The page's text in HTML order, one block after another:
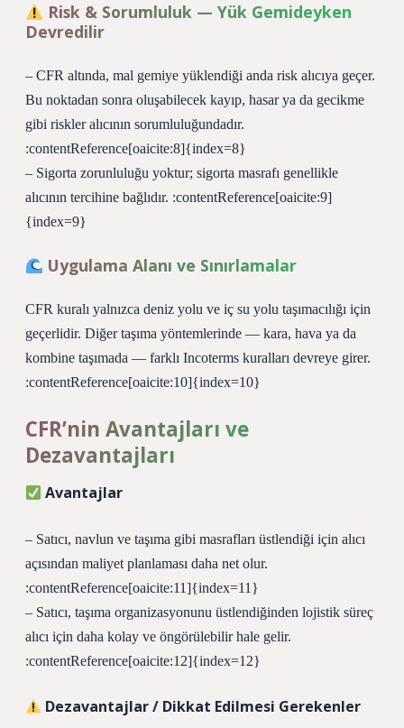
Risk & Sorumluluk — Yük Gemideyken
Devredilir
– CFR altında, mal gemiye yüklendiği anda risk alıcıya geçer.
Bu noktadan sonra oluşabilecek kayıp, hasar ya da gecikme
gibi riskler alıcının sorumluluğundadır.
:contentReference[oaicite:8]{index=8}
– Sigorta zorunluluğu yoktur; sigorta masrafı genellikle
alıcının tercihine bağlıdır. :contentReference[oaicite:9]
{index=9}
Uygulama Alanı ve Sınırlamalar
CFR kuralı yalnızca deniz yolu ve iç su yolu taşımacılığı için
geçerlidir. Diğer taşıma yöntemlerinde — kara, hava ya da
kombine taşımada — farklı Incoterms kuralları devreye girer.
:contentReference[oaicite:10]{index=10}
CFR’nin Avantajları ve
Dezavantajları
Avantajlar
– Satıcı, navlun ve taşıma gibi masrafları üstlendiği için alıcı
açısından maliyet planlaması daha net olur.
:contentReference[oaicite:11]{index=11}
– Satıcı, taşıma organizasyonunu üstlendiğinden lojistik süreç
alıcı için daha kolay ve öngörülebilir hale gelir.
:contentReference[oaicite:12]{index=12}
Dezavantajlar / Dikkat Edilmesi Gerekenler